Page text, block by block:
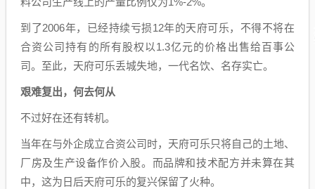
到了2006年，已经持续亏损12年的天府可乐，不得不将在
合资公司持有的所有股权以1.3亿元的价格出售给百事公
司。至此，天府可乐丢城失地，一代名饮、名存实亡。
艰难复出，何去何从
不过好在还有转机。
当年在与外企成立合资公司时，天府可乐只将自己的土地、
厂房及生产设备作价入股。而品牌和技术配方并未算在其
中，这为日后天府可乐的复兴保留了火种。